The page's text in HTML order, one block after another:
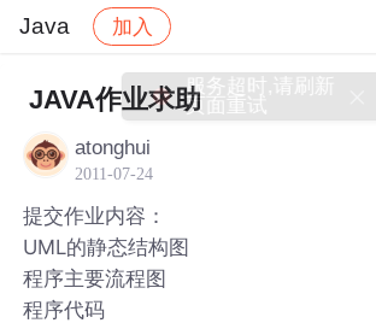
Java 加入
社区 Java 帖子详情
JAVA作业求助
atonghui
2011-07-24
提交作业内容：
UML的静态结构图
程序主要流程图
程序代码